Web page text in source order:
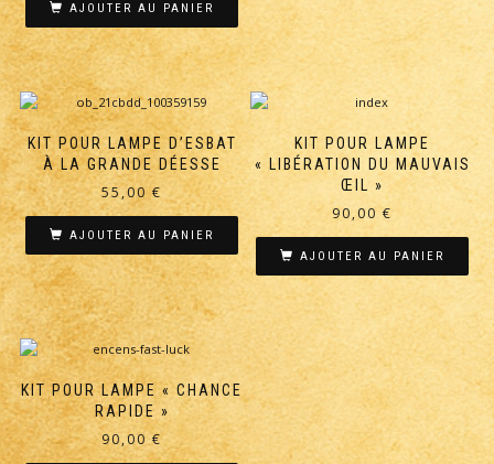
AJOUTER AU PANIER
KIT POUR LAMPE D’ESBAT
À LA GRANDE DÉESSE
55,00 €
AJOUTER AU PANIER
KIT POUR LAMPE
« LIBÉRATION DU MAUVAIS
ŒIL »
90,00€
AJOUTER AU PANIER
KIT POUR LAMPE « CHANCE
RAPIDE »
90,00€